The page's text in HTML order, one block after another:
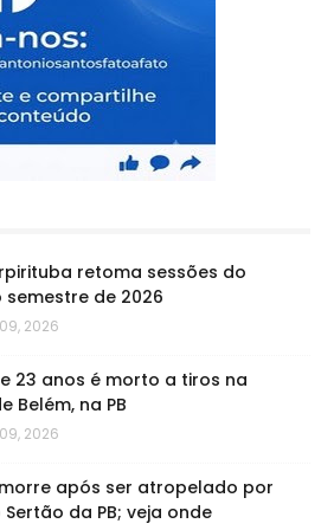
retoma sessões do
semestre de 2026
2026
23 anos é morto a tiros na
Belém, na PB
2026
após ser atropelado por
da PB; veja onde